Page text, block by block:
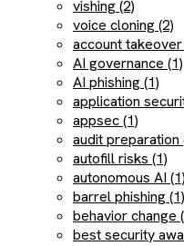
vishing (2)
voice cloning (2)
account takeover
AI governance (1)
AI phishing (1)
application
appsec (1)
audit preparation
autofill risks (1)
autonomous AI (1)
barrel phishing (1)
behavior change
best security